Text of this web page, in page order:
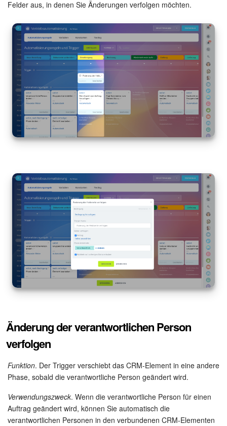
Felder aus, in denen Sie Änderungen verfolgen möchten.
Änderung der verantwortlichen Person
verfolgen
Funktion. Der Trigger verschiebt das CRM-Element in eine andere
Phase, sobald die verantwortliche Person geändert wird.
Verwendungszweck. Wenn die verantwortliche Person für einen
Auftrag geändert wird, können Sie automatisch die
verantwortlichen Personen in den verbundenen CRM-Elementen